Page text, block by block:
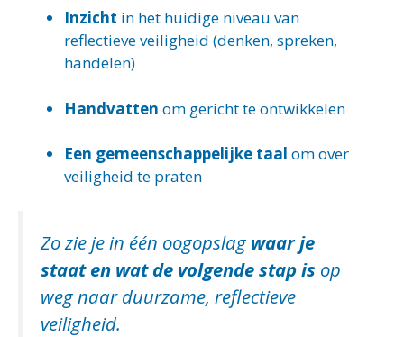
Inzicht in het huidige niveau van
reflectieve veiligheid (denken, spreken,
handelen)
Handvatten om gericht te ontwikkelen
Een gemeenschappelijke taal om over
veiligheid te praten
Zo zie je in één oogopslagwaar je
staat en wat de volgende stap is op
weg naar duurzame, reflectieve
veiligheid.